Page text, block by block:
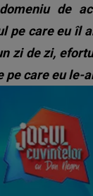
de
pe care eu îl
zi de zi,
pe care eu le-